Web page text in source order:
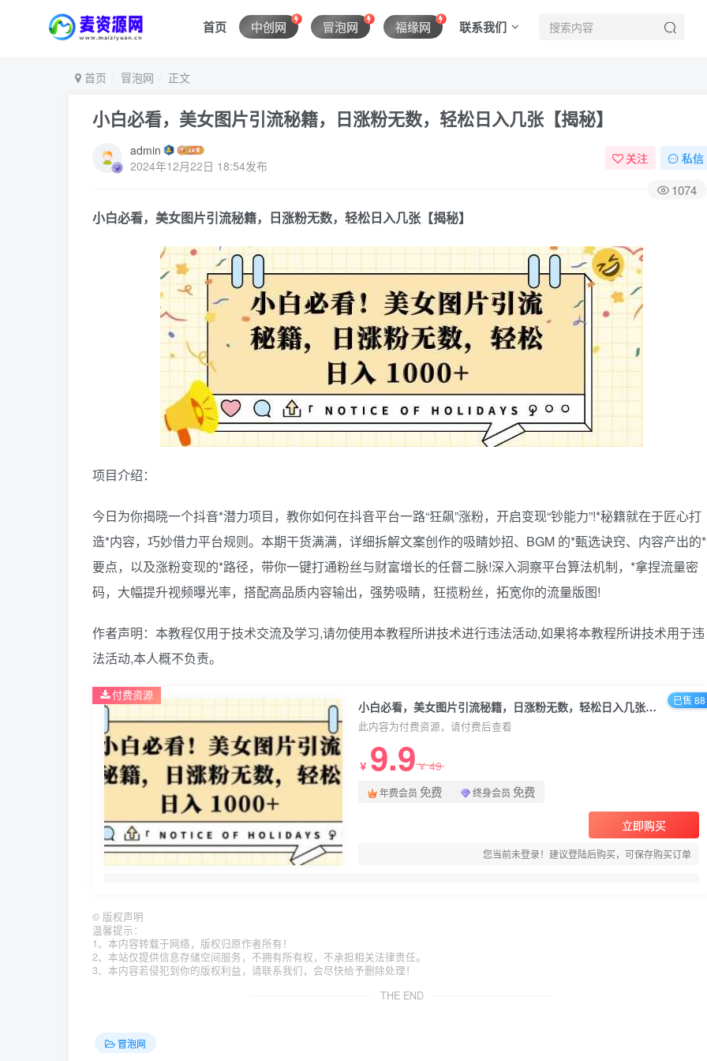
首页 中创网 冒泡网 福缘网 联系我们
首页 冒泡网 正文
小白必看，美女图片引流秘籍，日涨粉无数，轻松日入几张【揭秘】
admin
2024年12月22日 18:54发布
关注 私信
1074
小白必看，美女图片引流秘籍，日涨粉无数，轻松日入几张【揭秘】
项目介绍：
今日为你揭晓一个抖音*潜力项目，教你如何在抖音平台一路“狂飙”涨粉，开启变现“钞能力”!*秘籍就在于匠心打
造*内容，巧妙借力平台规则。本期干货满满，详细拆解文案创作的吸睛妙招、BGM 的*甄选诀窍、内容产出的*
要点，以及涨粉变现的*路径，带你一键打通粉丝与财富增长的任督二脉!深入洞察平台算法机制，*拿捏流量密
码，大幅提升视频曝光率，搭配高品质内容输出，强势吸睛，狂揽粉丝，拓宽你的流量版图!
作者声明：本教程仅用于技术交流及学习,请勿使用本教程所讲技术进行违法活动,如果将本教程所讲技术用于违
法活动,本人概不负责。
小白必看，美女图片引流秘籍，日涨粉无数，轻松日入几张【揭秘】
此内容为付费资源，请付费后查看
￥ 9.9￥49
年费会员 免费 终身会员 免费
立即购买
您当前未登录！建议登陆后购买，可保存购买订单
付费资源 已售 88
© 版权声明
温馨提示：
1、本内容转载于网络，版权归原作者所有！
2、本站仅提供信息存储空间服务，不拥有所有权，不承担相关法律责任。
3、本内容若侵犯到你的版权利益，请联系我们，会尽快给予删除处理！
THE END
冒泡网